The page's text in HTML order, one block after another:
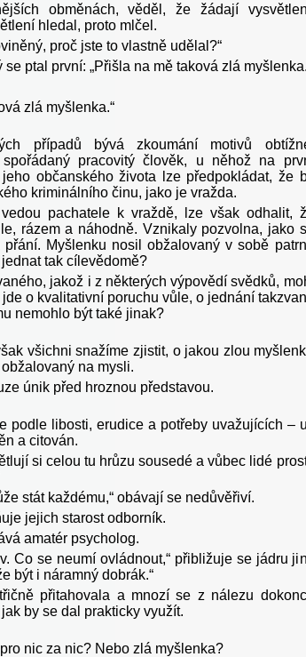
obměnách, věděl, že žádají
hledal, proto mlčel.
proč jste to vlastně udělal?“
ptal první: „Přišla na mě taková zlá
zlá myšlenka.“
případů bývá zkoumání motivů
pracovitý člověk, u něhož na
občanského života lze předpokládat, že
kriminálního činu, jako je vražda.
pachatele k vraždě, lze však odhalit,
rázem a náhodně. Vznikaly pozvolna, jako
Myšlenku nosil obžalovaný v sobě
tak cílevědomě?
jakož i z některých výpovědí svědků,
o kvalitativní poruchu vůle, o jednání
nemohlo být také jinak?
všichni snažíme zjistit, o jakou zlou
na mysli.
únik před hroznou představou.
podle libosti, erudice a potřeby uvažujících –
a citován.
si celou tu hrůzu sousedé a vůbec lidé
stát každému,“ obávají se nedůvěřiví.
jejich starost odborník.
amatér psycholog.
Co se neumí ovládnout,“ přibližuje se jádru
být i náramný dobrák.“
přitahovala a mnozí se z nálezu
by se dal prakticky využít.
nic za nic? Nebo zlá myšlenka?